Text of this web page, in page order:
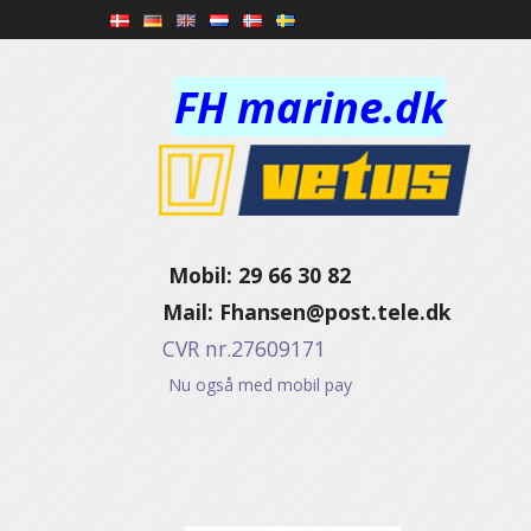
FH marine.dk
Mobil: 29 66 30 82
Mail: Fhansen@post.tele.dk
CVR nr.27609171
Nu også med mobil pay